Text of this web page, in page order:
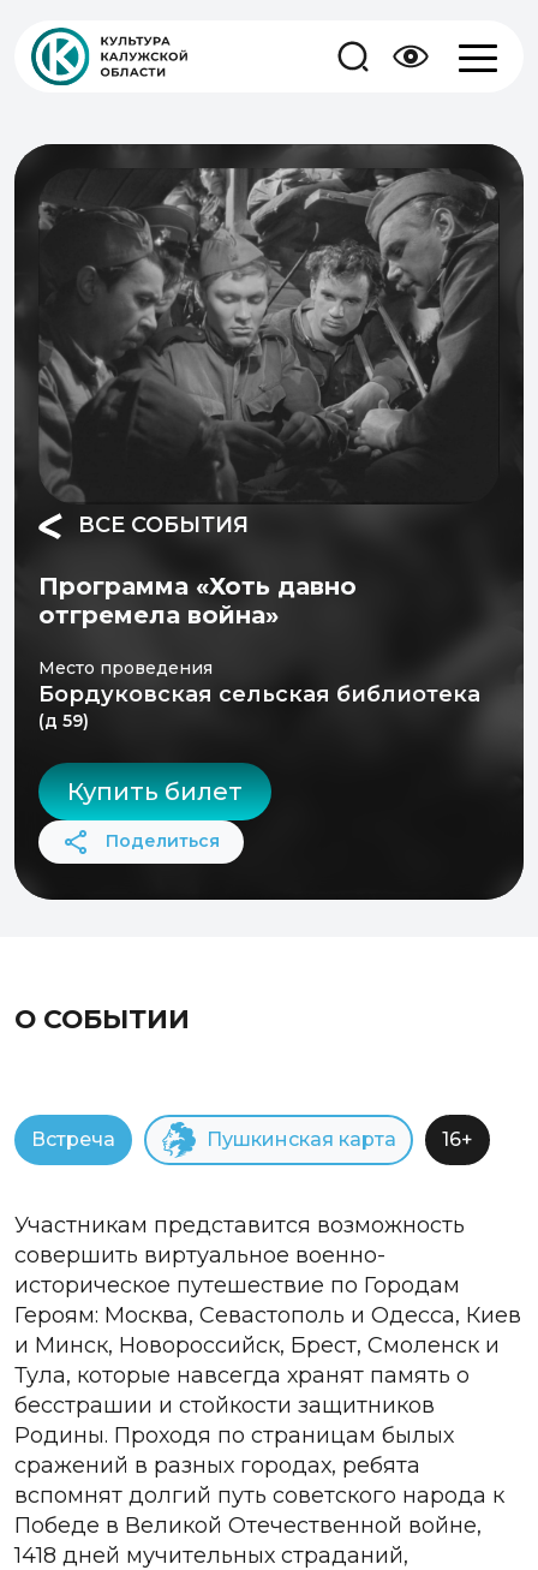
ВСЕ СОБЫТИЯ
Программа «Хоть давно
отгремела война»
Место проведения
Бордуковская сельская библиотека
(д 59)
Купить билет
Поделиться
О СОБЫТИИ
Встреча Пушкинская карта 16+
Участникам представится возможность
совершить виртуальное военно-
историческое путешествие по Городам
Героям: Москва, Севастополь и Одесса, Киев
и Минск, Новороссийск, Брест, Смоленск и
Тула, которые навсегда хранят память о
бесстрашии и стойкости защитников
Родины. Проходя по страницам былых
сражений в разных городах, ребята
вспомнят долгий путь советского народа к
Победе в Великой Отечественной войне,
1418 дней мучительных страданий,